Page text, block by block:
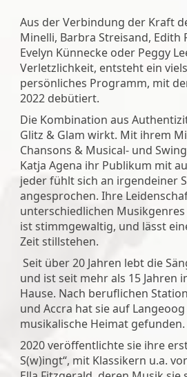
Aus der Verbindung der Kraft
Minelli, Barbra Streisand, Edith
Evelyn Künnecke oder Peggy
Verletzlichkeit, entsteht ein
persönliches Programm, mit
2022 debütiert.
Die Kombination aus
Glitz & Glam wirkt. Mit ihrem
Chansons & Musical- und
Katja Agena ihr Publikum mit
jeder fühlt sich an irgendeiner
angesprochen. Ihre
unterschiedlichen
ist stimmgewaltig, und lässt
Zeit stillstehen.
Seit über 20 Jahren lebt die
und ist seit mehr als 15 Jahren
Hause. Nach beruflichen
und Accra hat sie auf
musikalische Heimat gefunden.
2020 veröffentlichte sie ihre
S(w)ingt“, mit Klassikern u.a.